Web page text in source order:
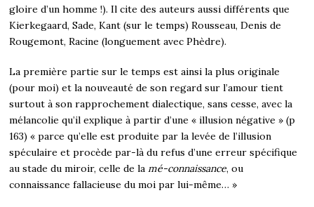
gloire d’un homme !). Il cite des auteurs aussi différents que
Kierkegaard, Sade, Kant (sur le temps) Rousseau, Denis de
Rougemont, Racine (longuement avec Phèdre).
La première partie sur le temps est ainsi la plus originale
(pour moi) et la nouveauté de son regard sur l’amour tient
surtout à son rapprochement dialectique, sans cesse, avec la
mélancolie qu’il explique à partir d’une « illusion négative » (p
163) « parce qu’elle est produite par la levée de l’illusion
spéculaire et procède par-là du refus d’une erreur spécifique
au stade du miroir, celle de la mé-connaissance, ou
connaissance fallacieuse du moi par lui-même… »